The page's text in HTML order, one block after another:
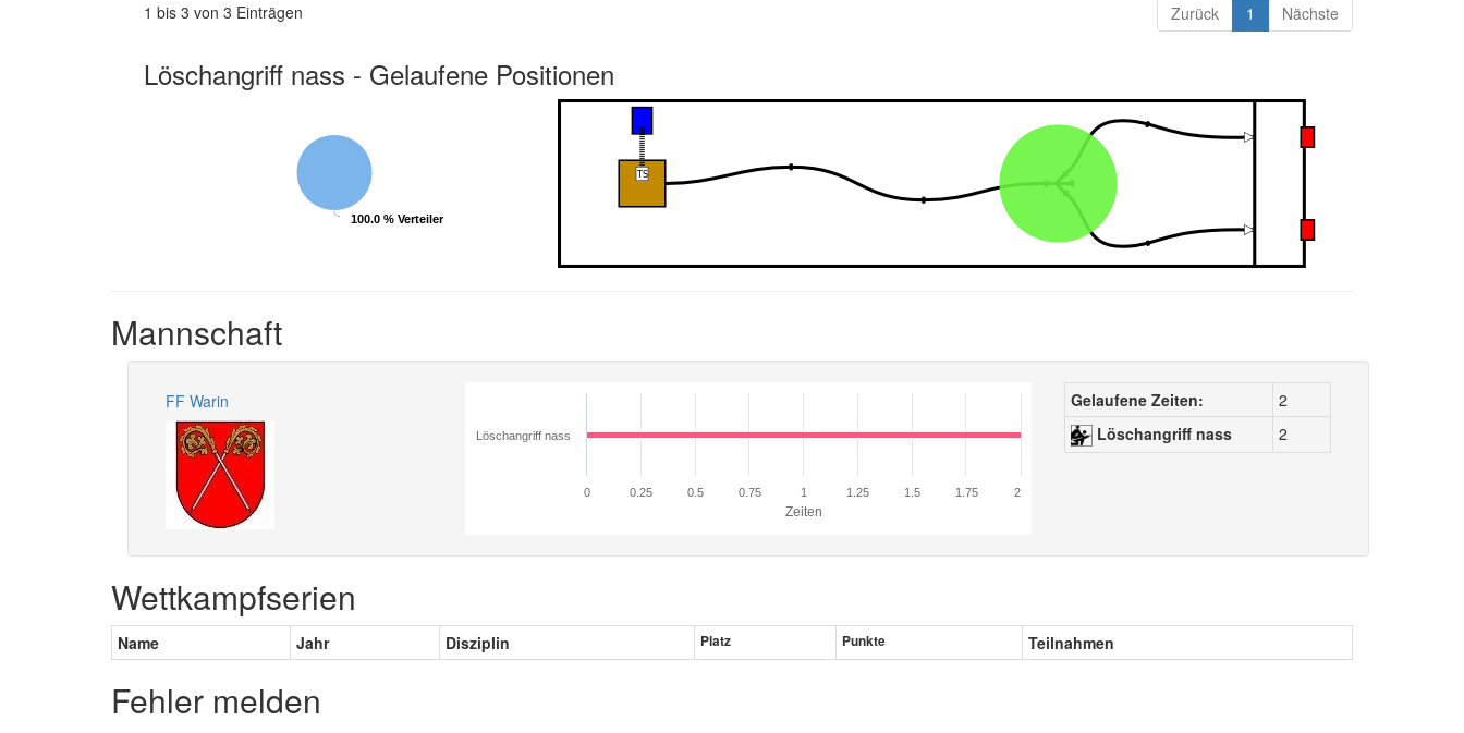
1 bis 3 von 3 Einträgen Zurück 1 Nächste
Löschangriff nass - Gelaufene Positionen
100.0 % Verteiler
100.0 % Verteiler
Mannschaft
FF Warin
Zeiten
Löschangriff nass
0 0.25 0.5 0.75 1 1.25 1.5 1.75 2
Gelaufene Zeiten:
2
Löschangriff nass
2
Wettkampfserien
Name Jahr Disziplin Platz Punkte Teilnahmen
Fehler melden